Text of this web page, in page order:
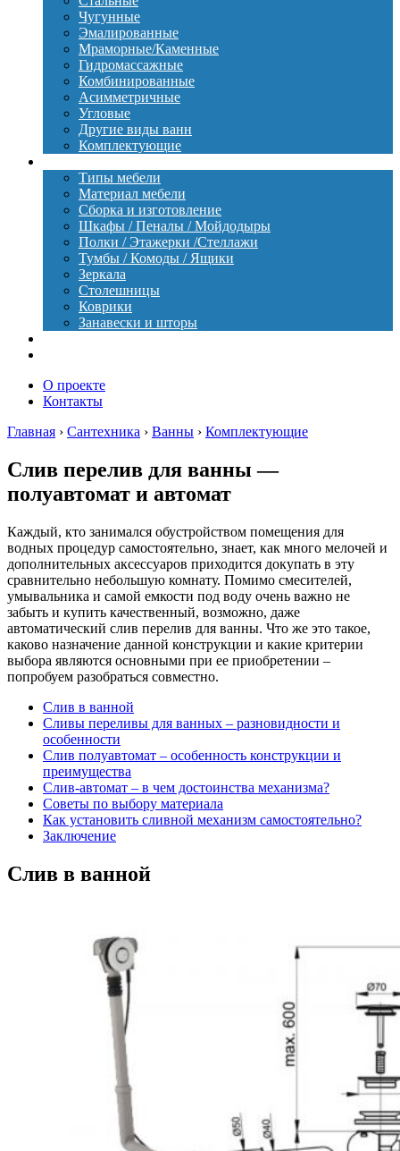
Чугунные
Эмалированные
Мраморные/Каменные
Гидромассажные
Комбинированные
Асимметричные
Угловые
Другие виды ванн
Комплектующие
Типы мебели
Материал мебели
Сборка и изготовление
Шкафы / Пеналы / Мойдодыры
Полки / Этажерки /Стеллажи
Тумбы / Комоды / Ящики
Зеркала
Столешницы
Коврики
Занавески и шторы
О проекте
Контакты
Главная › Сантехника › Ванны › Комплектующие
Слив перелив для ванны —
полуавтомат и автомат
Каждый, кто занимался обустройством помещения для
водных процедур самостоятельно, знает, как много мелочей и
дополнительных аксессуаров приходится докупать в эту
сравнительно небольшую комнату. Помимо смесителей,
умывальника и самой емкости под воду очень важно не
забыть и купить качественный, возможно, даже
автоматический слив перелив для ванны. Что же это такое,
каково назначение данной конструкции и какие критерии
выбора являются основными при ее приобретении –
попробуем разобраться совместно.
Слив в ванной
Сливы переливы для ванных – разновидности и
особенности
Слив полуавтомат – особенность конструкции и
преимущества
Слив-автомат – в чем достоинства механизма?
Советы по выбору материала
Как установить сливной механизм самостоятельно?
Заключение
Слив в ванной